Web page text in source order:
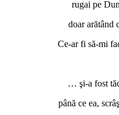
rugai pe
doar arătând
Ce-ar fi să-mi
… şi-a fost
până ce ea,